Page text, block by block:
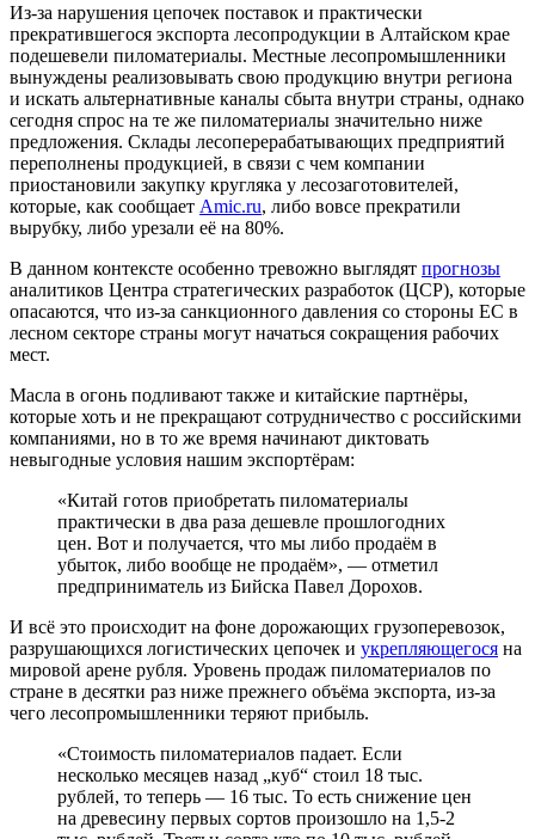
Из-за нарушения цепочек поставок и практически
прекратившегося экспорта лесопродукции в Алтайском крае
подешевели пиломатериалы. Местные лесопромышленники
вынуждены реализовывать свою продукцию внутри региона
и искать альтернативные каналы сбыта внутри страны, однако
сегодня спрос на те же пиломатериалы значительно ниже
предложения. Склады лесоперерабатывающих предприятий
переполнены продукцией, в связи с чем компании
приостановили закупку кругляка у лесозаготовителей,
которые, как сообщает Amic.ru, либо вовсе прекратили
вырубку, либо урезали её на 80%.
В данном контексте особенно тревожно выглядят прогнозы
аналитиков Центра стратегических разработок (ЦСР), которые
опасаются, что из-за санкционного давления со стороны ЕС в
лесном секторе страны могут начаться сокращения рабочих
мест.
Масла в огонь подливают также и китайские партнёры,
которые хоть и не прекращают сотрудничество с российскими
компаниями, но в то же время начинают диктовать
невыгодные условия нашим экспортёрам:
«Китай готов приобретать пиломатериалы
практически в два раза дешевле прошлогодних
цен. Вот и получается, что мы либо продаём в
убыток, либо вообще не продаём», — отметил
предприниматель из Бийска Павел Дорохов.
И всё это происходит на фоне дорожающих грузоперевозок,
разрушающихся логистических цепочек и укрепляющегося на
мировой арене рубля. Уровень продаж пиломатериалов по
стране в десятки раз ниже прежнего объёма экспорта, из-за
чего лесопромышленники теряют прибыль.
«Стоимость пиломатериалов падает. Если
несколько месяцев назад „куб“ стоил 18 тыс.
рублей, то теперь — 16 тыс. То есть снижение цен
на древесину первых сортов произошло на 1,5-2